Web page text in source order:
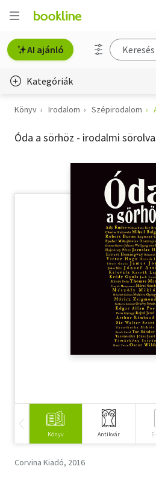
AI ajánló
Kategóriák
Életmód, egészség
Erotika
Gyermek- és ifjúsági
Könyv Irodalom Szépirodalom
Óda a sörhöz - irodalmi
Könyv Antikvár
Corvina Kiadó, 2016